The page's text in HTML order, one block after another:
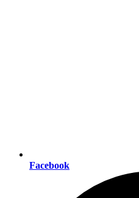
Facebook